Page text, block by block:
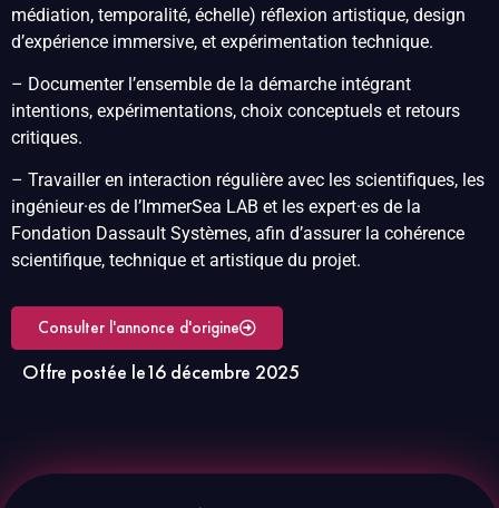
médiation, temporalité, échelle) réflexion artistique, design
d’expérience immersive, et expérimentation technique.
– Documenter l’ensemble de la démarche intégrant
intentions, expérimentations, choix conceptuels et retours
critiques.
– Travailler en interaction régulière avec les scientifiques, les
ingénieur·es de l’ImmerSea LAB et les expert·es de la
Fondation Dassault Systèmes, afin d’assurer la cohérence
scientifique, technique et artistique du projet.
Consulter l'annonce d'origine
Offre postée le16 décembre 2025